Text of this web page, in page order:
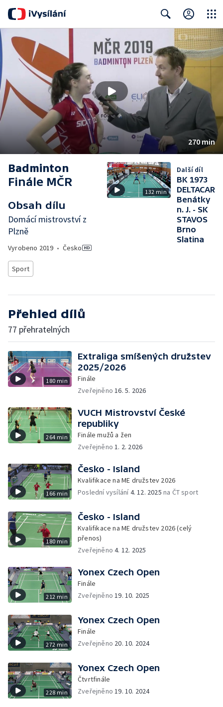
Close
270 min
Badminton
Finále MČR
Obsah dílu
Domácí mistrovství z
Plzně
Vyrobeno 2019 • Česko
Sport
132 min
Další díl
BK 1973
DELTACAR
Benátky
n. J. - SK
STAVOS
Brno
Slatina
Přehled dílů
77 přehratelných
180 min
Extraliga smíšených družstev
2025/2026
Finále
Zveřejněno16. 5. 2026
264 min
VUCH Mistrovství České
republiky
Finále mužů a žen
Zveřejněno1. 2. 2026
166 min
Česko - Island
Kvalifikace na ME družstev 2026
Poslední vysílání4. 12. 2025 na ČT sport
180 min
Česko - Island
Kvalifikace na ME družstev 2026 (celý
přenos)
Zveřejněno4. 12. 2025
212 min
Yonex Czech Open
Finále
Zveřejněno19. 10. 2025
272 min
Yonex Czech Open
Finále
Zveřejněno 20. 10. 2024
228 min
Yonex Czech Open
Čtvrtfinále
Zveřejněno19. 10. 2024